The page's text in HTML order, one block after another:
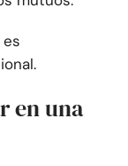
en una